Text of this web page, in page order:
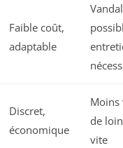
Faible coût,
adaptable
Discret,
économique
Moins
de
vite